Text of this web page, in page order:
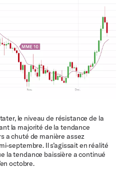
le niveau de résistance de la
la majorité de la tendance
a chuté de manière assez
septembre. Il s’agissait en réalité
la tendance baissière a continué
octobre.